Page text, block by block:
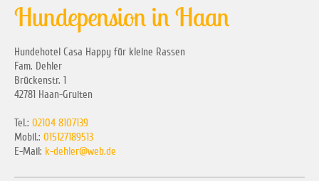
Hundepension in Haan
Hundehotel Casa Happy für kleine Rassen
Fam. Dehler
Brückenstr. 1
42781 Haan-Gruiten
Tel.: 02104 8107139
Mobil.: 015127189513
E-Mail: k-dehler@web.de